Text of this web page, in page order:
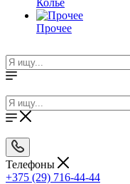
Колье
Прочее
Телефоны
+375 (29) 716-44-44